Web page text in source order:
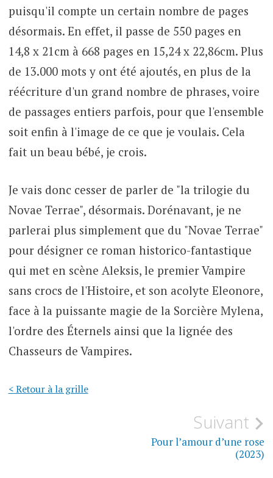
puisqu'il compte un certain nombre de pages
désormais. En effet, il passe de 550 pages en
14,8 x 21cm à 668 pages en 15,24 x 22,86cm. Plus
de 13.000 mots y ont été ajoutés, en plus de la
réécriture d'un grand nombre de phrases, voire
de passages entiers parfois, pour que l'ensemble
soit enfin à l'image de ce que je voulais. Cela
fait un beau bébé, je crois.
Je vais donc cesser de parler de "la trilogie du
Novae Terrae", désormais. Dorénavant, je ne
parlerai plus simplement que du "Novae Terrae"
pour désigner ce roman historico-fantastique
qui met en scène Aleksis, le premier Vampire
sans crocs de l'Histoire, et son acolyte Eleonore,
face à la puissante magie de la Sorcière Mylena,
l'ordre des Éternels ainsi que la lignée des
Chasseurs de Vampires.
< Retour à la grille
Suivant
Pour l’amour d’une rose
(2023)